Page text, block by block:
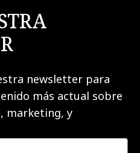
newsletter para
más actual sobre
marketing, y